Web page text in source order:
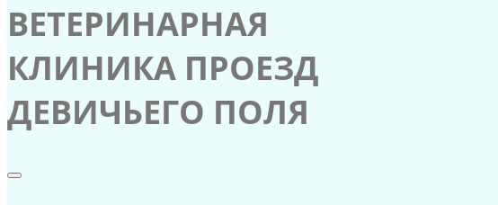
ВЕТЕРИНАРНАЯ
КЛИНИКА ПРОЕЗД
ДЕВИЧЬЕГО ПОЛЯ